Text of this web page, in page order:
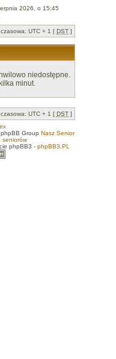
2026, o 15:45
UTC + 1 [DST ]
niedostępne.
minut.
UTC + 1 [DST ]
Group Nasz Senior
seniorów
phpBB3 - phpBB3.PL